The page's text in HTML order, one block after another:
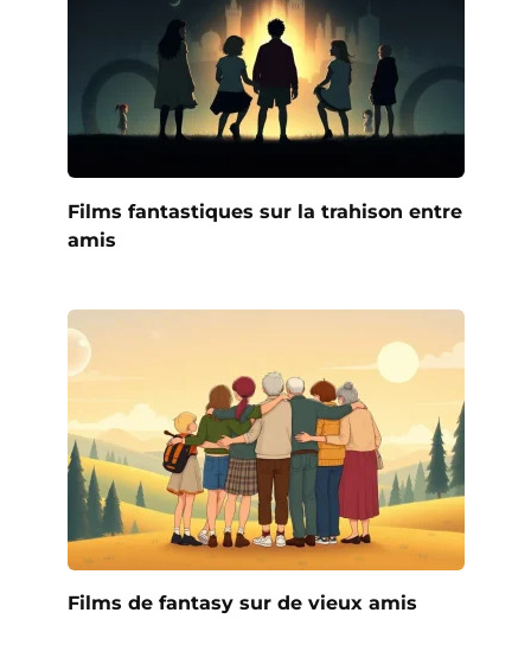
Films fantastiques sur la trahison entre
amis
Films de fantasy sur de vieux amis